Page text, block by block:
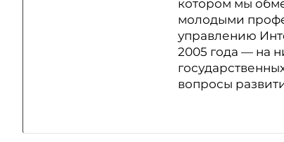
котором мы
молодыми
управлению
2005 года — на
вопросы